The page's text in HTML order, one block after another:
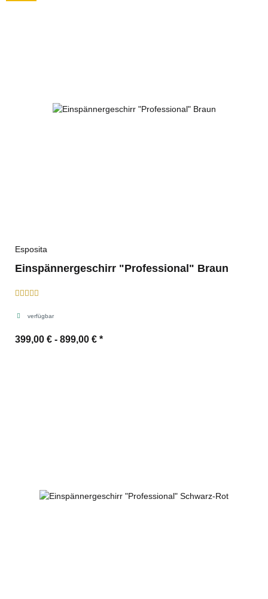
Esposita
Einspännergeschirr "Professional" Braun
verfügbar
399,00 € - 899,00 € *